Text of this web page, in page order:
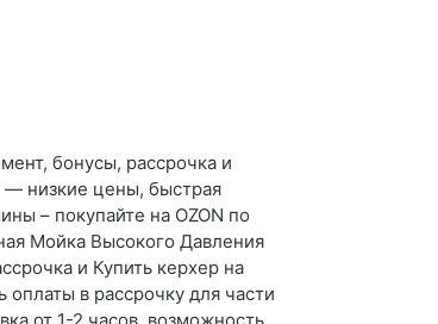
бонусы, рассрочка и
— низкие цены, быстрая
– покупайте на OZON по
Мойка Высокого Давления
и Купить керхер на
в рассрочку для части